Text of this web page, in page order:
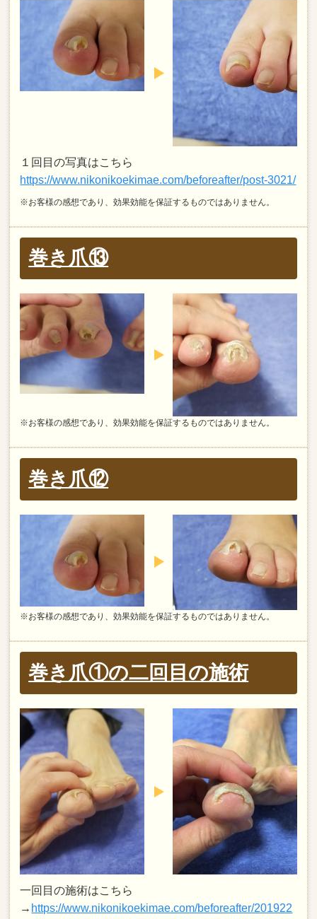
１回目の写真はこちら
https://www.nikonikoekimae.com/beforeafter/post-3021/
※お客様の感想であり、効果効能を保証するものではありません。
巻き爪⑬
※お客様の感想であり、効果効能を保証するものではありません。
巻き爪⑫
※お客様の感想であり、効果効能を保証するものではありません。
巻き爪①の二回目の施術
一回目の施術はこちら
→ https://www.nikonikoekimae.com/beforeafter/201922